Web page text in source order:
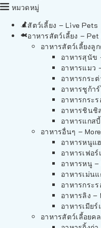
หมวดหมู่
สัตว์เลี้ยง – Live Pets
อาหารสัตว์เลี้ยง – Pet
อาหารสัตว์เลี้ยงลู
อาหารสุนัข
อาหารแมว
อาหารกระ
อาหารชูก้า
อาหารกระ
อาหารชินชิ
อาหารแกส
อาหารอื่นๆ –
อาหารหนูแ
อาหารเฟอร์
อาหารหนู –
อาหารเม่น
อาหารกระ
อาหารลิง –
อาหารเมีย
อาหารสัตว์เลี้อยค